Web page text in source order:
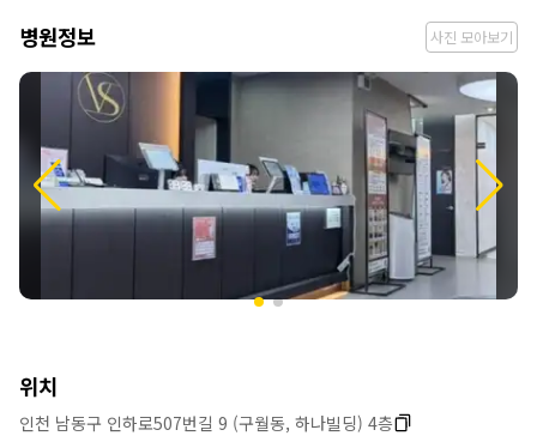
병
원
보
병원정보 사진 모아보기
위치
인천 남동구 인하로507번길 9 (구월동, 하나빌딩) 4층